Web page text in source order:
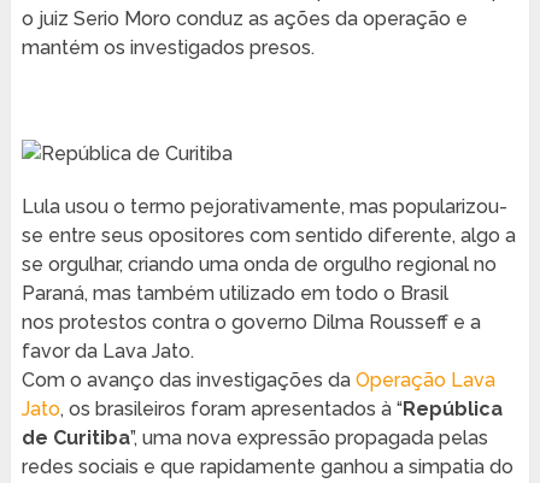
o juiz Serio Moro conduz as ações da operação e
mantém os investigados presos.
Lula usou o termo pejorativamente, mas popularizou-
se entre seus opositores com sentido diferente, algo a
se orgulhar, criando uma onda de orgulho regional no
Paraná, mas também utilizado em todo o Brasil
nos protestos contra o governo Dilma Rousseff e a
favor da Lava Jato.
Com o avanço das investigações da Operação Lava
Jato, os brasileiros foram apresentados à “República
de Curitiba”, uma nova expressão propagada pelas
redes sociais e que rapidamente ganhou a simpatia do